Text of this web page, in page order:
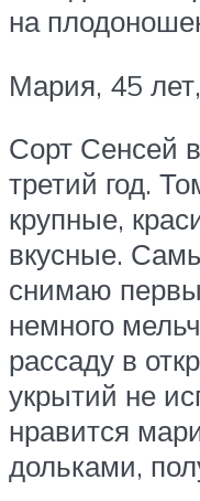
на
Мария, 45
Сорт Сенсей
третий год.
крупные,
вкусные.
снимаю
немного
рассаду в
укрытий не
нравится
дольками,